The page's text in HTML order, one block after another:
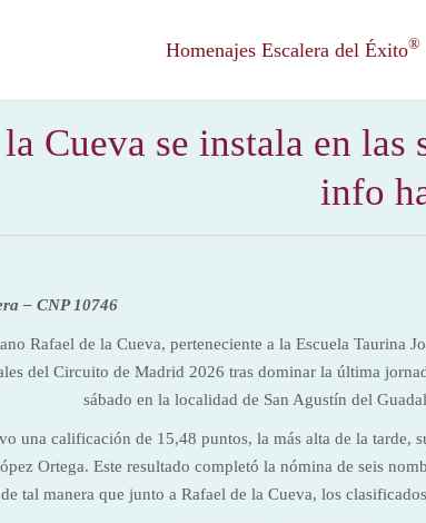
Homenajes Escalera del Éxito®
Cueva se instala en
info
– CNP 10746
Rafael de la Cueva, perteneciente a la Escuela Taurina
del Circuito de Madrid 2026 tras dominar la última
sábado en la localidad de San Agustín del
una calificación de 15,48 puntos, la más alta de la tarde,
Ortega. Este resultado completó la nómina de seis
tal manera que junto a Rafael de la Cueva, los